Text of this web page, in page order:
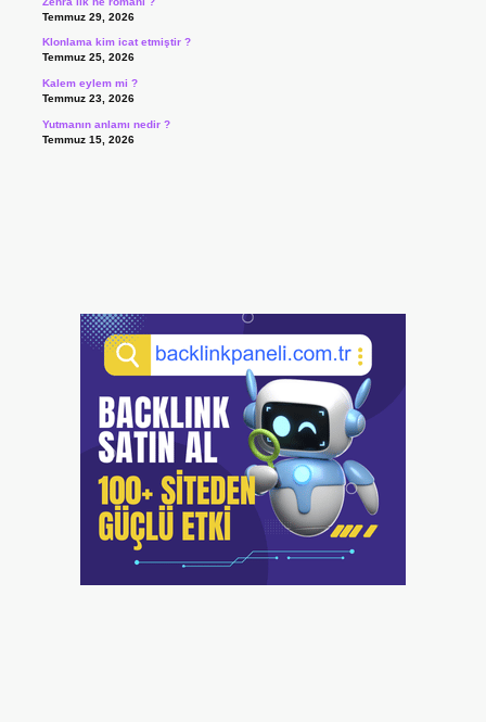
Temmuz 29, 2026
Klonlama kim icat etmiştir ?
Temmuz 25, 2026
Kalem eylem mi ?
Temmuz 23, 2026
Yutmanın anlamı nedir ?
Temmuz 15, 2026